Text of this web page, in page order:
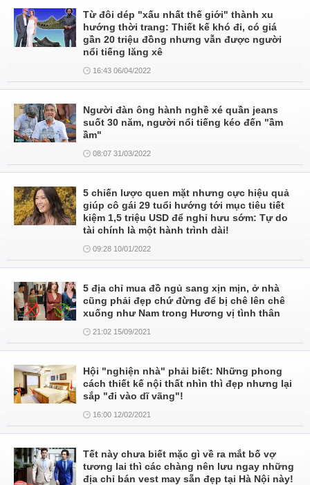
Từ đôi dép "xấu nhất thế giới" thành xu
hướng thời trang: Thiết kế khó đi, có giá
gần 20 triệu đồng nhưng vẫn được người
nổi tiếng lăng xê
16:43 06/04/2022
Người đàn ông hành nghề xé quần jeans
suốt 30 năm, người nổi tiếng kéo đến "ầm
ầm"
08:07 31/03/2022
5 chiến lược quen mặt nhưng cực hiệu quả
giúp cô gái 29 tuổi hướng tới mục tiêu tiết
kiệm 1,5 triệu USD để nghỉ hưu sớm: Tự do
tài chính là một hành trình dài!
09:28 10/01/2022
5 địa chỉ mua đồ ngủ sang xịn mịn, ở nhà
cũng phải đẹp chứ đừng để bị chê lên chê
xuống như Nam trong Hương vị tình thân
21:02 15/09/2021
Hội "nghiện nhà" phải biết: Những phong
cách thiết kế nội thất nhìn thì đẹp nhưng lại
sắp "đi vào dĩ vãng"!
16:00 12/02/2021
Tết này chưa biết mặc gì về ra mắt bố vợ
tương lai thì các chàng nên lưu ngay những
địa chỉ bán vest may sẵn đẹp tại Hà Nội này!